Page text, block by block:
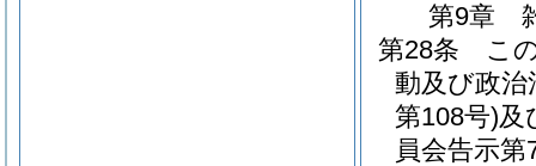
第9章
第28条
こ
動及び政治
第108号)及
員会告示第